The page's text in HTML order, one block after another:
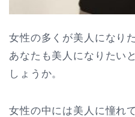
女性の多くが美人になり
あなたも美人になりたい
しょうか。
女性の中には美人に憧れ